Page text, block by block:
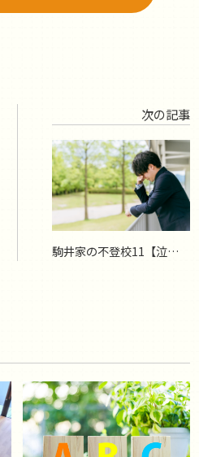
次の記事
駒井家の不登校11【泣き虫